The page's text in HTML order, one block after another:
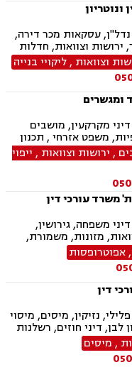
ונוטריון
עסקאות מכר דירה,
ירושות וצוואות, חדלות
מגשר ובורר
וצוואות ,ליקויי בנייה
ומגשרים
מקרקעין, מושבים
משפט אזרחי , תכנון
כוח מתמשך, מסחר
דיני עבודה, דיני חברות,
נזקי גוף, חקלאי-
, ירושות וצוואות , ייפוי
משרד עורכי דין
משפחה, גירושין,
מזונות, משמורת,
חלוקת רכוש,
דיני מקרקעין,
בנייה, פינוי בינוי,
מושכר, תמ"א 38, דיירות מוגנת , בנקים,
והקפאות הליכים, צווי
חדלות פירעון, פשיטת
חובות, דיני חברות,
אפוטרופסות
דין
נזיקין, מיסים, מיסוי
לבן, דיני חוזים, רשלנות
חברות, הוצאה לפועל,
פירעון, עבירות
תלמידים, תביעות גזזת
, מיסים